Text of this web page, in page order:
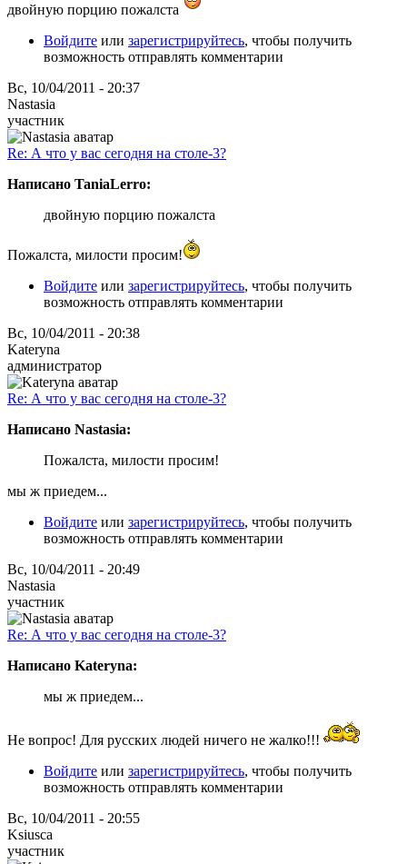
двойную порцию пожалста
Войдите или зарегистрируйтесь, чтобы получить
возможность отправлять комментарии
Вс, 10/04/2011 - 20:37
Nastasia
участник
Re: А что у вас сегодня на столе-3?
Написано TaniaLerro:
двойную порцию пожалста
Пожалста, милости просим!
Войдите или зарегистрируйтесь, чтобы получить
возможность отправлять комментарии
Вс, 10/04/2011 - 20:38
Kateryna
администратор
Re: А что у вас сегодня на столе-3?
Написано Nastasia:
Пожалста, милости просим!
мы ж приедем...
Войдите или зарегистрируйтесь, чтобы получить
возможность отправлять комментарии
Вс, 10/04/2011 - 20:49
Nastasia
участник
Re: А что у вас сегодня на столе-3?
Написано Kateryna:
мы ж приедем...
Не вопрос! Для русских людей ничего не жалко!!!
Войдите или зарегистрируйтесь, чтобы получить
возможность отправлять комментарии
Вс, 10/04/2011 - 20:55
Ksiusca
участник